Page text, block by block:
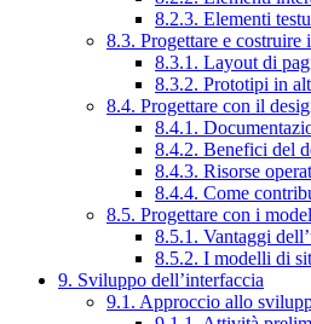
8.2.3. Elementi
8.3. Progettare e costruire
8.3.1. Layout di
8.3.2. Prototipi in
8.4. Progettare con il
8.4.1.
8.4.2. Benefici del
8.4.3. Risorse
8.4.4. Come
8.5. Progettare con i
8.5.1. Vantaggi
8.5.2. I modelli di
9. Sviluppo dell’interfaccia
9.1. Approccio allo